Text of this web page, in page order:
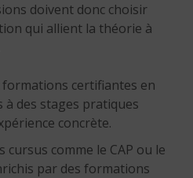
doivent donc choisir
qui allient la théorie à
formations certifiantes en
à des stages pratiques
concrète.
cursus comme le CAP ou le
par des formations